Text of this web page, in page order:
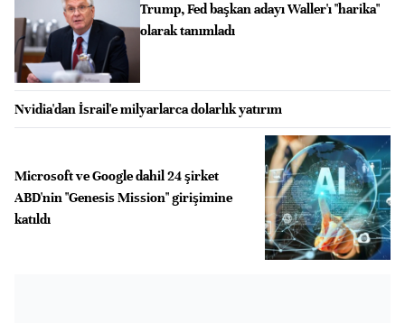
Trump, Fed başkan adayı Waller'ı "harika"
olarak tanımladı
Nvidia'dan İsrail'e milyarlarca dolarlık yatırım
Microsoft ve Google dahil 24 şirket
ABD'nin "Genesis Mission" girişimine
katıldı